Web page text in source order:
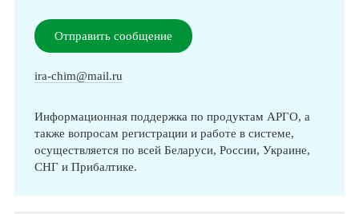
Отправить сообщение
ira-chim@mail.ru
Информационная поддержка по продуктам АРГО, а
также вопросам регистрации и работе в системе,
осуществляется по всей Беларуси, России, Украине,
СНГ и Прибалтике.